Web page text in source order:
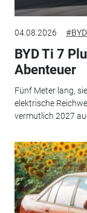
04.08.2026
BYD Ti 7
Abenteuer
Fünf Meter lang,
elektrische
vermutlich 2027